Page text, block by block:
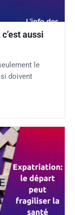
aussi
le
doivent